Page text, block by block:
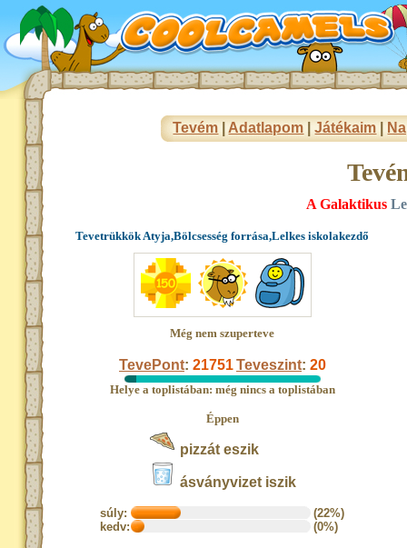
Tevém Adatlapom |Játékaim
A Galaktikus
Tevetrükkök Atyja,Bölcsesség forrása,Lelkes iskolakezdő
Még nem szuperteve
TevePont: 21751Teveszint: 20
Helye a toplistában: még nincs a toplistában
Éppen
pizzát eszik
ásványvizet iszik
súly:
(22%)
kedv:
(0%)